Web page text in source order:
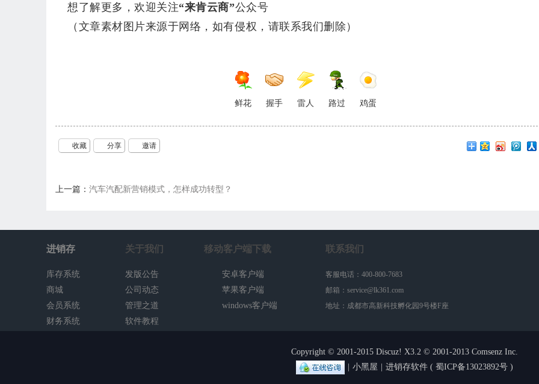
想了解更多，欢迎关注“来肯云商”公众号
（文章素材图片来源于网络，如有侵权，请联系我们删除）
鲜花 握手 雷人 路过 鸡蛋
收藏 分享 邀请
上一篇： 汽车汽配新营销模式，怎样成功转型？
进销存
库存系统
商城
会员系统
财务系统
关于我们
发版公告
公司动态
管理之道
软件教程
移动客户端下载
安卓客户端
苹果客户端
windows客户端
联系我们
客服电话：400-800-7683
邮箱：service@lk361.com
地址：成都市高新科技孵化园9号楼F座
Copyright © 2001-2015 Discuz! X3.2 © 2001-2013Comsenz Inc.
小黑屋 进销存软件( 蜀ICP备13023892号)